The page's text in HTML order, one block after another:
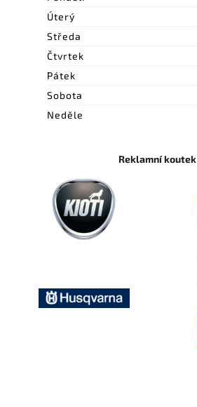
Úterý
Středa
Čtvrtek
Pátek
Sobota
Neděle
Reklamní koutek